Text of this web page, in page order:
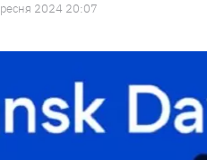
2024 20:07